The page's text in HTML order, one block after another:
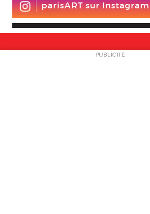
parisART sur Instagram
NEWSLETTER
PUBLICITÉ